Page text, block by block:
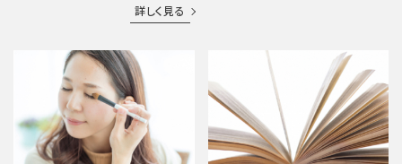
詳しく見る